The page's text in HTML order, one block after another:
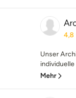
4,8
Unser
Mehr